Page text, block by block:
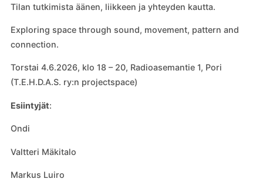
Tilan tutkimista äänen, liikkeen ja yhteyden kautta.
Exploring space through sound, movement, pattern and
connection.
Torstai 4.6.2026, klo 18 – 20, Radioasemantie 1, Pori
(T.E.H.D.A.S. ry:n projectspace)
Esiintyjät:
Ondi
Valtteri Mäkitalo
Markus Luiro